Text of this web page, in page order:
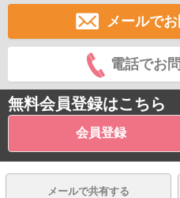
メールで
電話でお
無料会員登録はこちら
会員登録
メールで共有する